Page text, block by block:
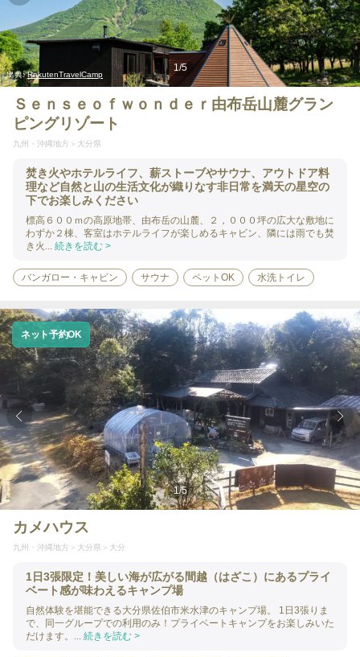
出典:RakutenTravelCamp
1/5
Ｓｅｎｓｅｏｆｗｏｎｄｅｒ由布岳山麓グラン
ピングリゾート
九州・沖縄地方 大分県
焚き火やホテルライフ、薪ストーブやサウナ、アウトドア料
理など自然と山の生活文化が織りなす非日常を満天の星空の
下でお楽しみください
標高６００ｍの高原地帯、由布岳の山麓、２，０００坪の広大な敷地に
わずか２棟、客室はホテルライフが楽しめるキャビン、隣には雨でも焚
き火... 続きを読む >
バンガロー・キャビン サウナ ペットOK 水洗トイレ
1/5
ネット予約OK
カメハウス
九州・沖縄地方 大分県 大分
1日3張限定！美しい海が広がる間越（はざこ）にあるプライ
ベート感が味わえるキャンプ場
自然体験を堪能できる大分県佐伯市米水津のキャンプ場。 1日3張りま
で、同一グループでの利用のみ！プライベートキャンプをお楽しみいた
だけます。... 続きを読む >